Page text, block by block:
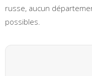
russe, aucun
possibles.